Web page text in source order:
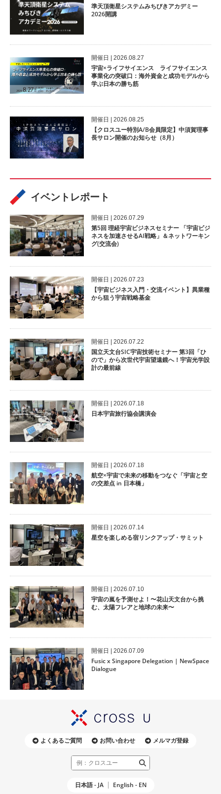
準天頂衛星システムみちびきアカデミー
2026開講
開催⽇ | 2026.08.27
宇宙×ライフサイエンス ライフサイエンス
事業化の突破口：海外資金と成功モデルから
学ぶ日本の勝ち筋
開催⽇ | 2026.08.25
【クロスユー特別A/B会員限定】中須賀理事
長サロン開催のお知らせ（8月）
イベントレポート
開催⽇ | 2026.07.29
第5回 理経宇宙ビジネスセミナー 「宇宙ビジ
ネスを加速させるAI戦略」＆ネットワーキン
グ(交流会)
開催⽇ | 2026.07.23
【宇宙ビジネス入門・交流イベント】異業種
から狙う宇宙戦略基金
開催⽇ | 2026.07.22
国立天文台SIC宇宙技術セミナー 第3回「ひ
ので」から次世代宇宙望遠鏡へ！宇宙光学設
計の最前線
開催⽇ | 2026.07.18
日本宇宙旅行協会講演会
開催⽇ | 2026.07.18
航空×宇宙で未来の移動をつなぐ「宇宙と空
の交差点 in 日本橋」
開催⽇ | 2026.07.14
星空を楽しめる宿リンクアップ・サミット
開催⽇ | 2026.07.10
宇宙の嵐を予測せよ！〜花山天文台から挑
む、太陽フレアと地球の未来〜
開催⽇ | 2026.07.09
Fusic x Singapore Delegation | NewSpace
Dialogue
よくあるご質問 お問い合わせ メルマガ登録
日本語 - JA English - EN